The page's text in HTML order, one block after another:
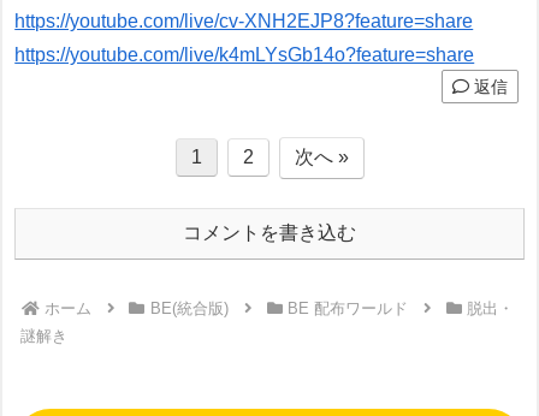
https://youtube.com/live/cv-XNH2EJP8?feature=share
https://youtube.com/live/k4mLYsGb14o?feature=share
返信
1 2 次へ »
コメントを書き込む
ホーム BE(統合版) BE 配布ワールド
脱出・
謎解き